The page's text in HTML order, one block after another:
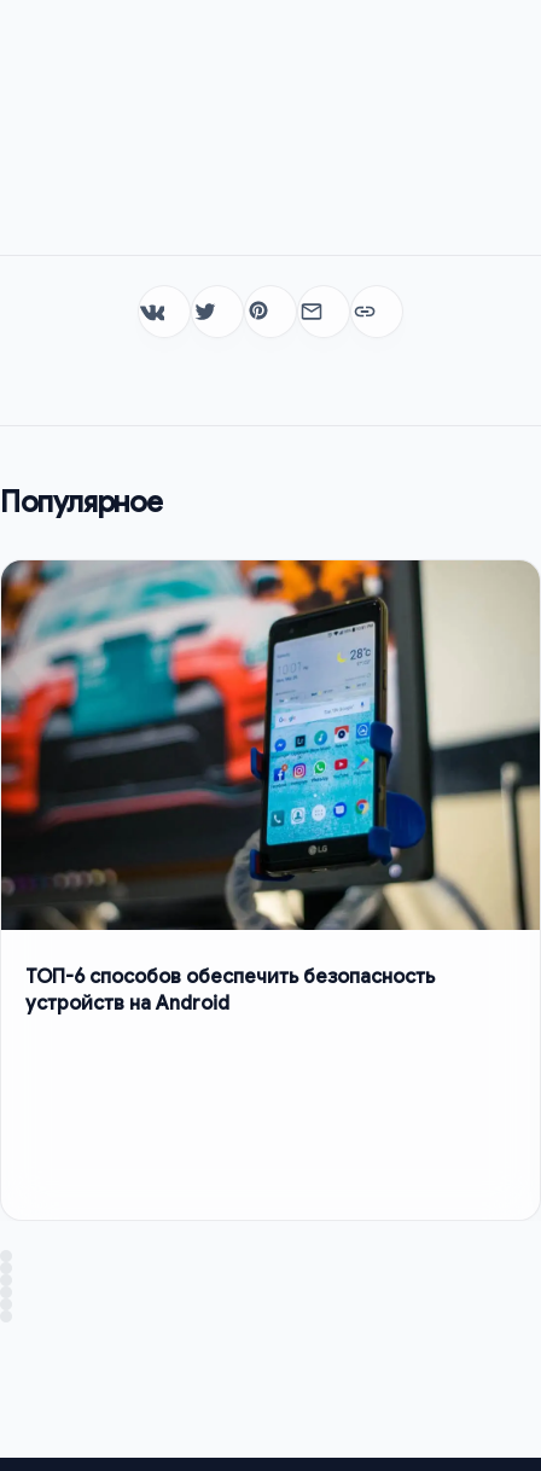
Популярное
ТОП-6 способов обеспечить безопасность
устройств на Android